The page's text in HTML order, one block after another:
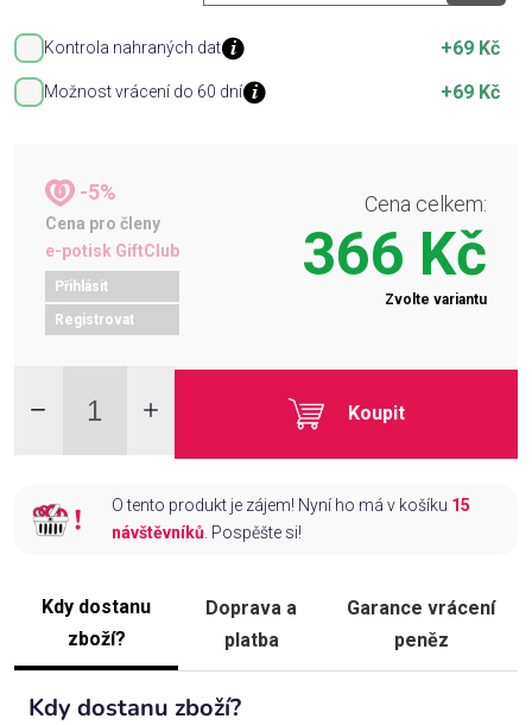
Kontrola nahraných dat +69 Kč
Možnost vrácení do 60 dní +69 Kč
-5%
Cena pro členy
e-potisk GiftClub
Přihlásit
Registrovat
Cena celkem:
366 Kč
Zvolte variantu
Koupit
O tento produkt je zájem! Nyní ho má v košíku 15
návštěvníků. Pospěšte si!
Kdy dostanu
zboží?
Doprava a
platba
Garance vrácení
peněz
Kdy dostanu zboží?